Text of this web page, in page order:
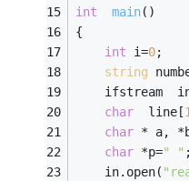
int main()
{
int i=0;
string
ifstream
char
  line[
char * a,
char *p=" " ;
    in.open(